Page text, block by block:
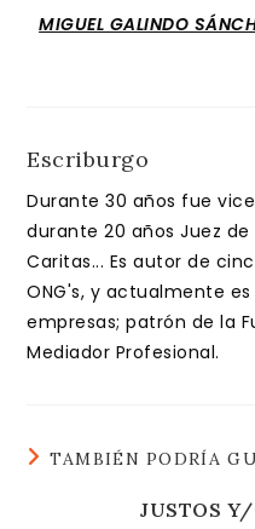
MIGUEL GALINDO
Escriburgo
Durante 30 años fue
durante 20 años Juez
Caritas... Es autor de
ONG's, y actualmente
empresas; patrón de la
Mediador Profesional.
TAMBIÉN PODRÍA
JUSTOS Y/